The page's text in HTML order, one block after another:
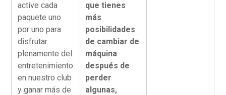
active cada
paquete uno
por uno para
disfrutar
plenamente del
entretenimiento
en nuestro club
y ganar más de
que tienes
más
posibilidades
de cambiar de
máquina
después de
perder
algunas,